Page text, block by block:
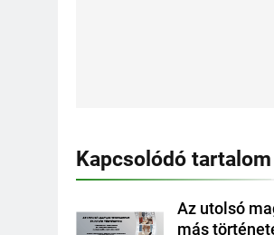
Kapcsolódó tartalom
Az utolsó
más